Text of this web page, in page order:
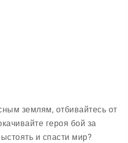
землям, отбивайтесь от
героя бой за
и спасти мир?